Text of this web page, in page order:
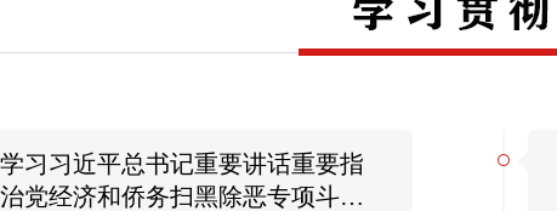
习习近平总书记重要讲话重要指
党经济和侨务扫黑除恶专项斗争